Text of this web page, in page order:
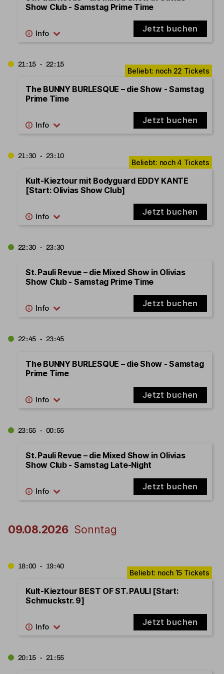
Show Club - Samstag Prime Time
Jetzt buchen
21:15 - 22:15
The BUNNY BURLESQUE – die Show - Samstag
Prime Time
Jetzt buchen
21:30 - 23:10
Kult-Kieztour mit Bodyguard EDDY KANTE
[Start: Olivias Show Club]
Jetzt buchen
22:30 - 23:30
St. Pauli Revue – die Mixed Show in Olivias
Show Club - Samstag Prime Time
Jetzt buchen
22:45 - 23:45
The BUNNY BURLESQUE – die Show - Samstag
Prime Time
Jetzt buchen
23:55 - 00:55
St. Pauli Revue – die Mixed Show in Olivias
Show Club - Samstag Late-Night
Jetzt buchen
09.08.2026 Sonntag
18:00 - 19:40
Kult-Kieztour BEST OF ST. PAULI [Start:
Schmuckstr. 9]
Jetzt buchen
20:15 - 21:55